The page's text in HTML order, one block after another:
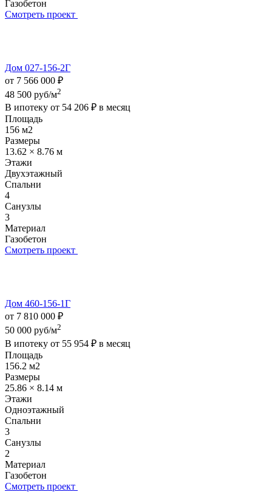
Газобетон
Смотреть проект
Дом 027-156-2Г
от 7 566 000 ₽
48 500 руб/м2
В ипотеку от 54 206 ₽ в месяц
Площадь
156 м2
Размеры
13.62 × 8.76 м
Этажи
Двухэтажный
Спальни
4
Санузлы
3
Материал
Газобетон
Смотреть проект
Дом 460-156-1Г
от 7 810 000 ₽
50 000 руб/м2
В ипотеку от 55 954 ₽ в месяц
Площадь
156.2 м2
Размеры
25.86 × 8.14 м
Этажи
Одноэтажный
Спальни
3
Санузлы
2
Материал
Газобетон
Смотреть проект